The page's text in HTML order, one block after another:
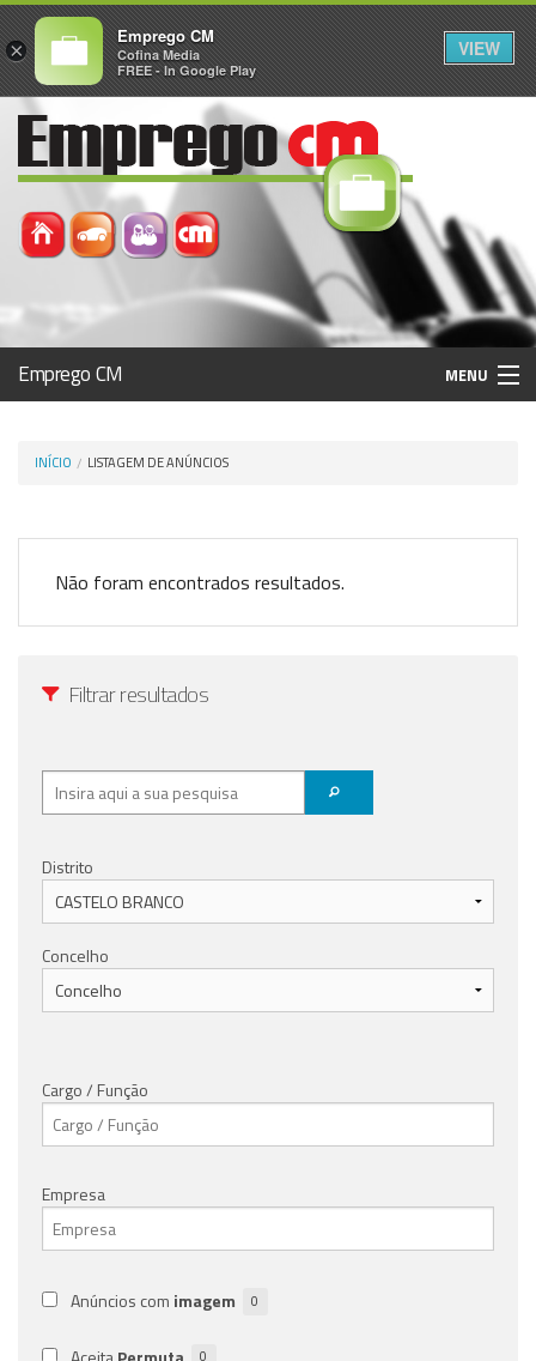
Emprego CM MENU
Histórico
INÍCIO LISTAGEM DE ANÚNCIOS
Não foram encontrados resultados.
Filtrar resultados
Distrito
Concelho
Cargo / Função
Empresa
Anúncios com imagem 0
0
×
Emprego CM
Cofina Media
FREE - In Google Play
VIEW